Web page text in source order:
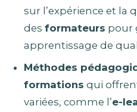
sur l’expérience et la
des formateurs pour
apprentissage de
Méthodes
formations qui
variées, comme l’e-